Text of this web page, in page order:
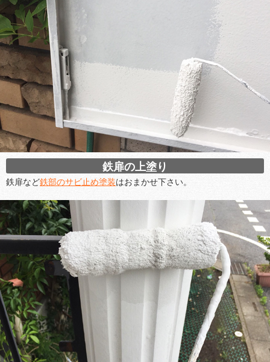
鉄扉の上塗り
鉄扉など鉄部のサビ止め塗装はおまかせ下さい。